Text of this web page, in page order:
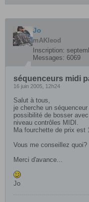
Jo
mAKleod
Inscription:
Messages: 6069
séquenceurs midi
16 juin 2005, 12h24
Salut à tous,
je cherche un
possibilité de bosser
niveau contrôles MIDI.
Ma fourchette de prix est
Vous me conseillez quoi?
Merci d'avance...
Jo